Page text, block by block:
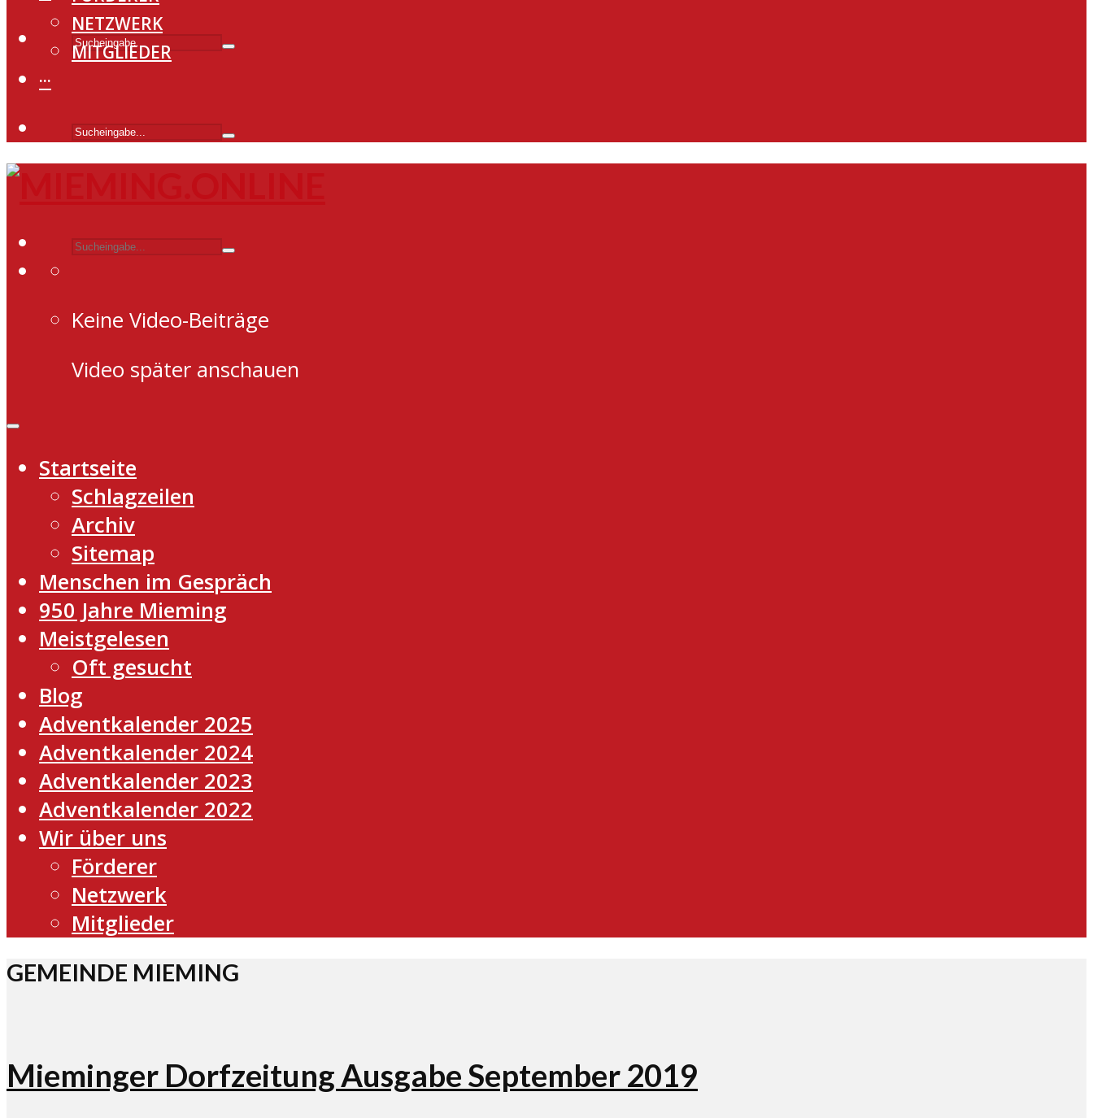
NETZWERK
MITGLIEDER
···
Keine Video-Beiträge
Video später anschauen
Startseite
Schlagzeilen
Archiv
Sitemap
Menschen im Gespräch
950 Jahre Mieming
Meistgelesen
Oft gesucht
Blog
Adventkalender 2025
Adventkalender 2024
Adventkalender 2023
Adventkalender 2022
Wir über uns
Förderer
Netzwerk
Mitglieder
GEMEINDE MIEMING
Mieminger Dorfzeitung Ausgabe September 2019